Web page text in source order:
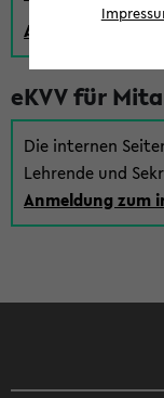
Anlegen eines
eKVV für
Die internen
Lehrende und
Anmeldung zum